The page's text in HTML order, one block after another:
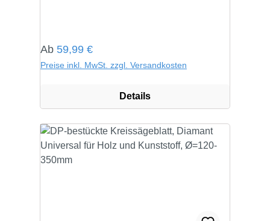
Regulärer Preis:
Ab 59,99 €
Preise inkl. MwSt. zzgl. Versandkosten
Details